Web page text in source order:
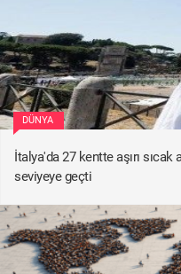
DÜNYA
İtalya'da 27 kentte aşırı sıcak
seviyeye geçti